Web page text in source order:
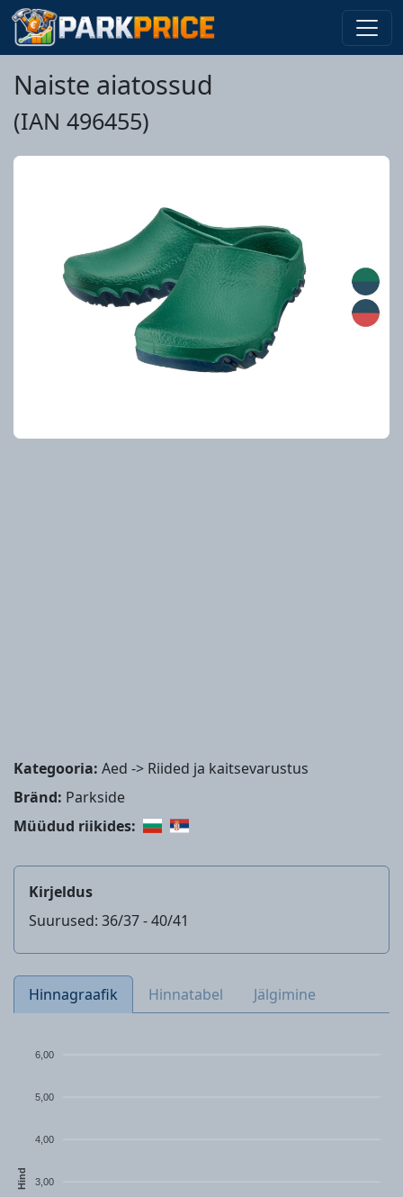
Naiste aiatossud
(IAN 496455)
Kategooria: Aed -> Riided ja kaitsevarustus
Bränd: Parkside
Müüdud riikides:
Kirjeldus
Suurused: 36/37 - 40/41
Hinnagraafik Hinnatabel Jälgimine
6,00
5,00
4,00
3,00
Hind